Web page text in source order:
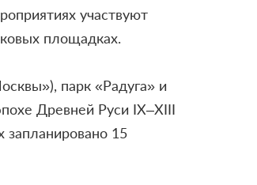
участвуют
площадках.
парк «Радуга» и
Древней Руси IX–XIII
запланировано 15